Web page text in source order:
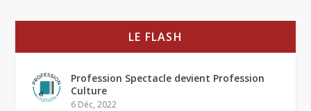
LE FLASH
Profession Spectacle devient Profession
Culture
6 Déc, 2022